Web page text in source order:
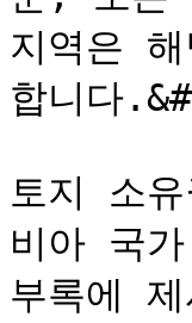
지역은
합니다
토지 소
비아 국
부록에